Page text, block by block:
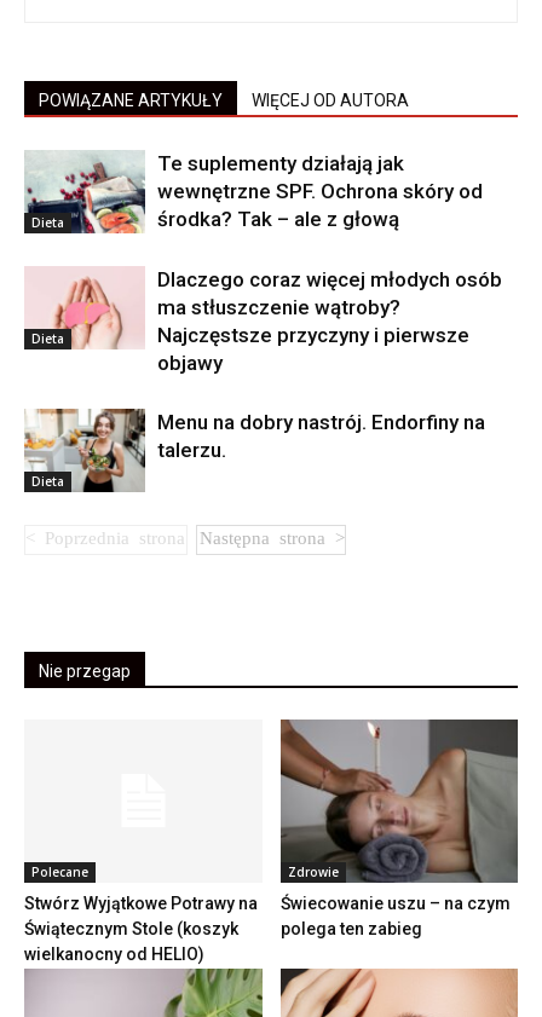
POWIĄZANE ARTYKUŁY WIĘCEJ OD AUTORA
Dieta
Te suplementy działają jak
wewnętrzne SPF. Ochrona skóry od
środka? Tak – ale z głową
Dieta
Dlaczego coraz więcej młodych osób
ma stłuszczenie wątroby?
Najczęstsze przyczyny i pierwsze
objawy
Dieta
Menu na dobry nastrój. Endorfiny na
talerzu.
Nie przegap
Polecane
Stwórz Wyjątkowe Potrawy na
Świątecznym Stole (koszyk
wielkanocny od HELIO)
Zdrowie
Świecowanie uszu – na czym
polega ten zabieg